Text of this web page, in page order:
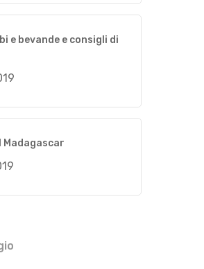
e bevande e consigli di
Madagascar